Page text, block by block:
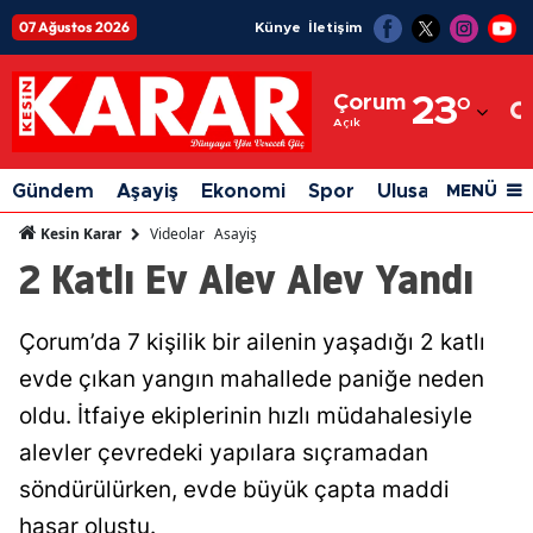
07 Ağustos 2026 Künye İletişim
Çorum
Açık 23°
Adıyaman
Afyonkarahisar
Ağrı
Amasya
Antalya
Artvin
Aydın
Gündem Aşayiş Ekonomi Spor Ulusal Siyaset
MENÜ
Kesin Karar Videolar Asayiş
2 Katlı Ev Alev Alev Yandı
Çorum’da 7 kişilik bir ailenin yaşadığı 2 katlı
evde çıkan yangın mahallede paniğe neden
oldu. İtfaiye ekiplerinin hızlı müdahalesiyle
alevler çevredeki yapılara sıçramadan
söndürülürken, evde büyük çapta maddi
hasar oluştu.